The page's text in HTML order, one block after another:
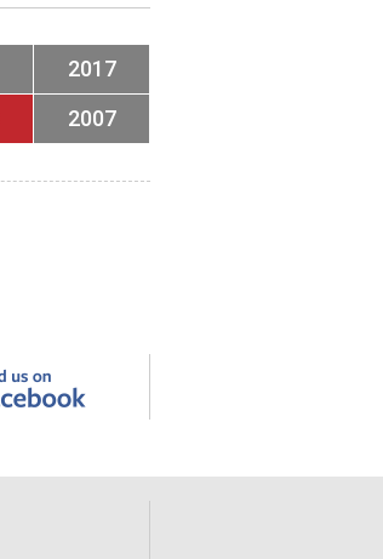
2017
2007